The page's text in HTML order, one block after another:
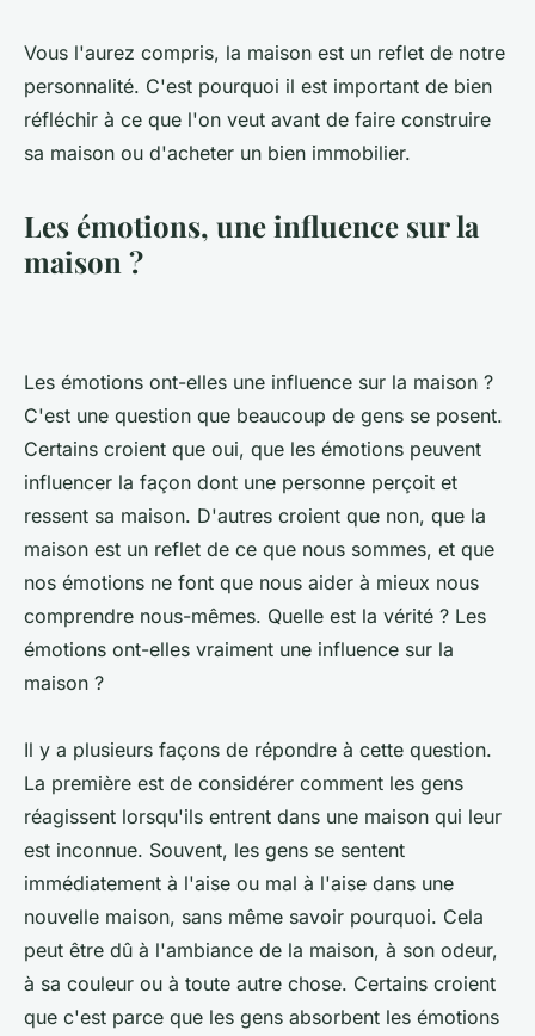
Vous l'aurez compris, la maison est un reflet de notre
personnalité. C'est pourquoi il est important de bien
réfléchir à ce que l'on veut avant de faire construire
sa maison ou d'acheter un bien immobilier.
Les émotions, une influence sur la
maison ?
Les émotions ont-elles une influence sur la maison ?
C'est une question que beaucoup de gens se posent.
Certains croient que oui, que les émotions peuvent
influencer la façon dont une personne perçoit et
ressent sa maison. D'autres croient que non, que la
maison est un reflet de ce que nous sommes, et que
nos émotions ne font que nous aider à mieux nous
comprendre nous-mêmes. Quelle est la vérité ? Les
émotions ont-elles vraiment une influence sur la
maison ?
Il y a plusieurs façons de répondre à cette question.
La première est de considérer comment les gens
réagissent lorsqu'ils entrent dans une maison qui leur
est inconnue. Souvent, les gens se sentent
immédiatement à l'aise ou mal à l'aise dans une
nouvelle maison, sans même savoir pourquoi. Cela
peut être dû à l'ambiance de la maison, à son odeur,
à sa couleur ou à toute autre chose. Certains croient
que c'est parce que les gens absorbent les émotions